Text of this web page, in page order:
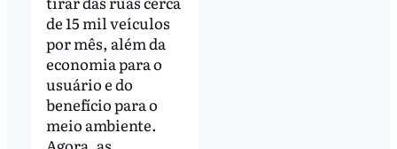
de 15 mil veículos
por mês, além da
economia para o
usuário e do
benefício para o
meio ambiente.